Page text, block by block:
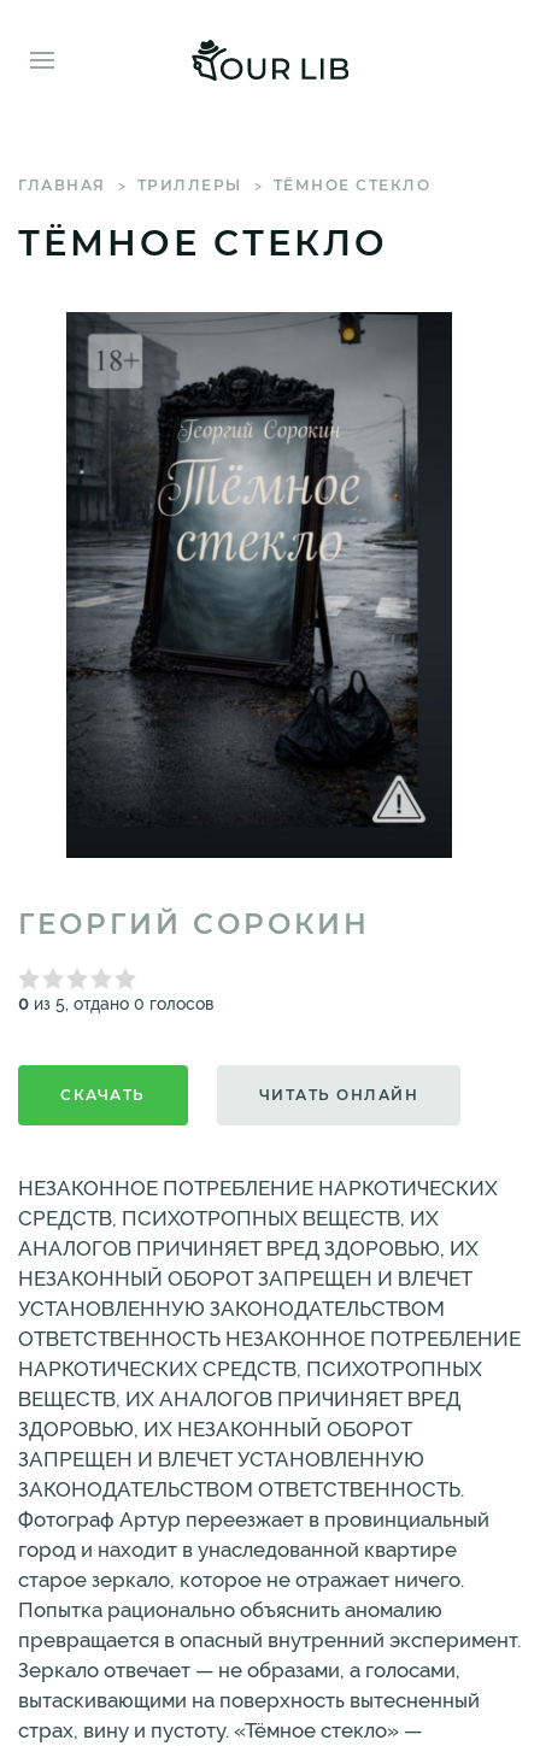
ГЛАВНАЯ ТРИЛЛЕРЫ ТЁМНОЕ СТЕКЛО
ТЁМНОЕ СТЕКЛО
ГЕОРГИЙ СОРОКИН
0 из 5, отдано 0 голосов
СКАЧАТЬ ЧИТАТЬ ОНЛАЙН
НЕЗАКОННОЕ ПОТРЕБЛЕНИЕ НАРКОТИЧЕСКИХ
СРЕДСТВ, ПСИХОТРОПНЫХ ВЕЩЕСТВ, ИХ
АНАЛОГОВ ПРИЧИНЯЕТ ВРЕД ЗДОРОВЬЮ, ИХ
НЕЗАКОННЫЙ ОБОРОТ ЗАПРЕЩЕН И ВЛЕЧЕТ
УСТАНОВЛЕННУЮ ЗАКОНОДАТЕЛЬСТВОМ
ОТВЕТСТВЕННОСТЬ НЕЗАКОННОЕ ПОТРЕБЛЕНИЕ
НАРКОТИЧЕСКИХ СРЕДСТВ, ПСИХОТРОПНЫХ
ВЕЩЕСТВ, ИХ АНАЛОГОВ ПРИЧИНЯЕТ ВРЕД
ЗДОРОВЬЮ, ИХ НЕЗАКОННЫЙ ОБОРОТ
ЗАПРЕЩЕН И ВЛЕЧЕТ УСТАНОВЛЕННУЮ
ЗАКОНОДАТЕЛЬСТВОМ ОТВЕТСТВЕННОСТЬ.
Фотограф Артур переезжает в провинциальный
город и находит в унаследованной квартире
старое зеркало, которое не отражает ничего.
Попытка рационально объяснить аномалию
превращается в опасный внутренний эксперимент.
Зеркало отвечает — не образами, а голосами,
вытаскивающими на поверхность вытесненный
страх, вину и пустоту. «Тёмное стекло» —